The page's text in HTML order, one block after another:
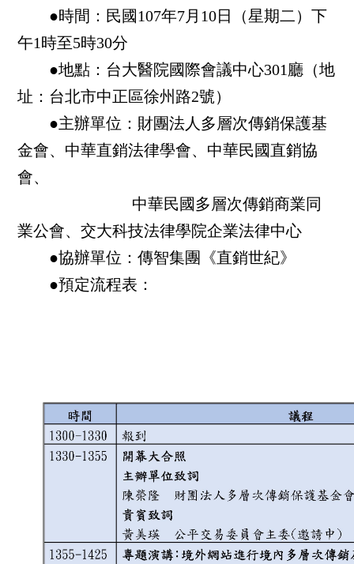
●時間：民國107年7月10日（星期二）下
午1時至5時30分
●地點：台大醫院國際會議中心301廳（地
址：台北市中正區徐州路2號）
●主辦單位：財團法人多層次傳銷保護基
金會、中華直銷法律學會、中華民國直銷協
會、
中華民國多層次傳銷商業同
業公會、交大科技法律學院企業法律中心
●協辦單位：傳智集團《直銷世紀》
●預定流程表：